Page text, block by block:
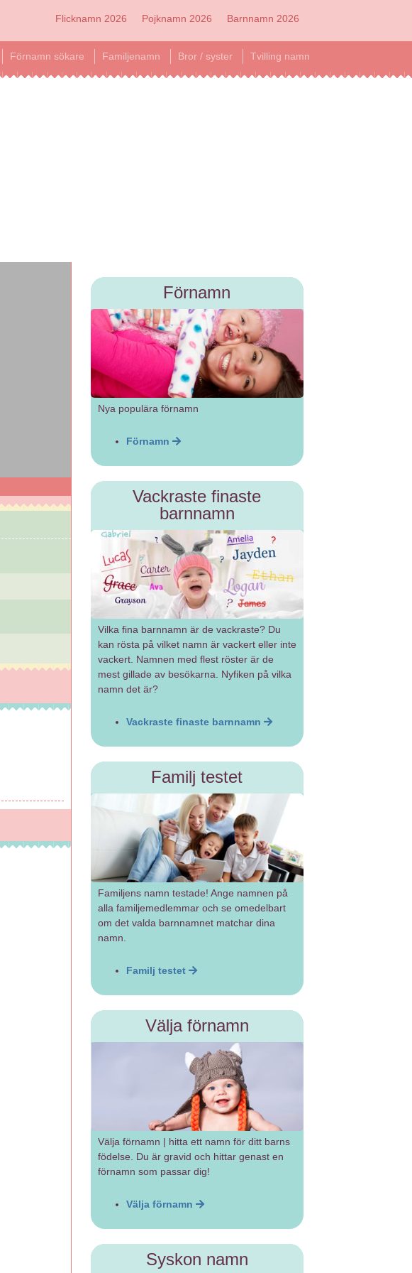
Flicknamn 2026 Pojknamn 2026 Barnnamn 2026
Förnamn sökare Familjenamn Bror / syster Tvilling namn
Förnamn
Nya populära förnamn
Förnamn
Vackraste finaste
barnnamn
Vilka fina barnnamn är de vackraste? Du
kan rösta på vilket namn är vackert eller inte
vackert. Namnen med flest röster är de
mest gillade av besökarna. Nyfiken på vilka
namn det är?
Vackraste finaste barnnamn
Familj testet
Familjens namn testade! Ange namnen på
alla familjemedlemmar och se omedelbart
om det valda barnnamnet matchar dina
namn.
Familj testet
Välja förnamn
Välja förnamn | hitta ett namn för ditt barns
födelse. Du är gravid och hittar genast en
förnamn som passar dig!
Välja förnamn
Syskon namn